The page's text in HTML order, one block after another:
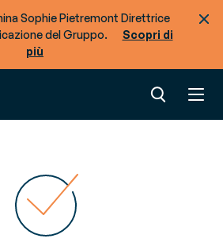
Sophie Pietremont Direttrice
del Gruppo.
Scopri di
più